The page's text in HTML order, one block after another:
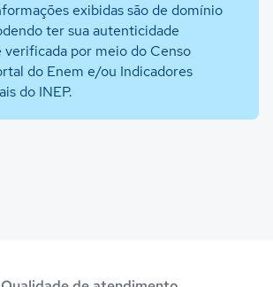
exibidas são de domínio
ter sua autenticidade
por meio do Censo
do Enem e/ou Indicadores
do INEP.